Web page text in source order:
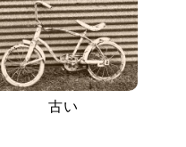
古い